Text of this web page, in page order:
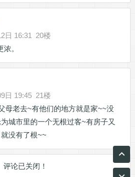
日 16:31
20楼
。
日 19:45 21楼
母老去~有他们的地方就是家~~没
城市里的一个无根过客~有房子又
没有了根~~
评论已关闭！